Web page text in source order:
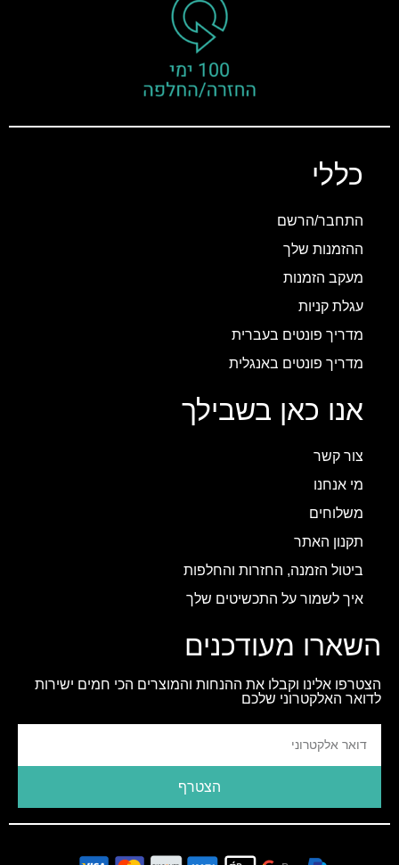
כללי
התחבר/הרשם
ההזמנות שלך
מעקב הזמנות
עגלת קניות
מדריך פונטים בעברית
מדריך פונטים באנגלית
אנו כאן בשבילך
צור קשר
מי אנחנו
משלוחים
תקנון האתר
ביטול הזמנה, החזרות והחלפות
איך לשמור על התכשיטים שלך
השארו מעודכנים
הצטרפו אלינו וקבלו את ההנחות והמוצרים הכי חמים ישירות
לדואר האלקטרוני שלכם
הצטרף